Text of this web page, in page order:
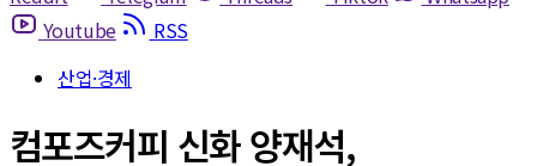
Youtube
RSS
산업·경제
컴포즈커피 신화 양재석,